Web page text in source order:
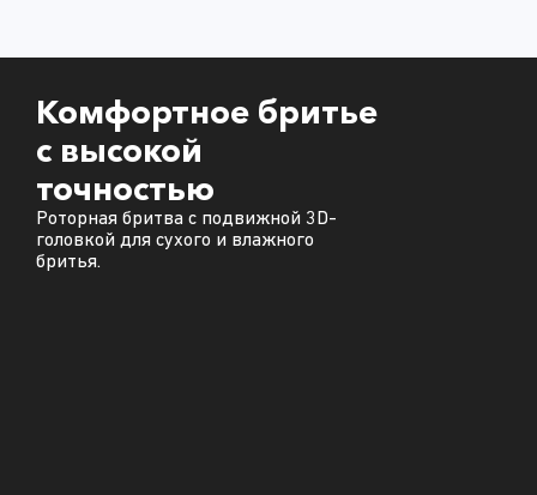
Комфортное бритье
с высокой
точностью
Роторная бритва с подвижной 3D-
головкой для сухого и влажного
бритья.